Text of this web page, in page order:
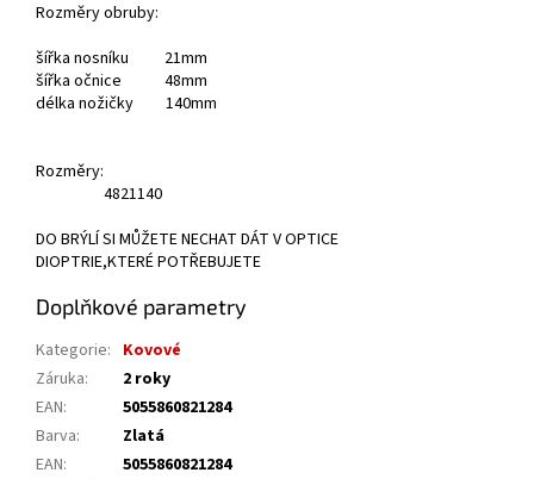
Rozměry obruby:
šířka nosníku 21mm
šířka očnice 48mm
délka nožičky 140mm
Rozměry:
4821140
DO BRÝLÍ SI MŮŽETE NECHAT DÁT V OPTICE
DIOPTRIE,KTERÉ POTŘEBUJETE
Doplňkové parametry
Kategorie: Kovové
Záruka:
2 roky
EAN:
5055860821284
Barva:
Zlatá
EAN:
5055860821284